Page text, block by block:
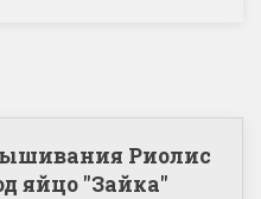
Риолис
яйцо "Зайка"